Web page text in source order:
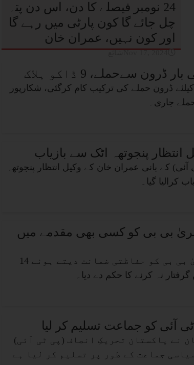
24 نومبر فیصلے کا دن، اس دن پتہ
چل جائے گا کون پارٹی میں رہے گا
اور کون نہیں، عمران خان
سےحملے، 9 ڈاکو ہلاک
ڈرون حملے کی ترکیب کام کرگئی، شکارپور
جاری۔
انتظار پنجوتھہ اٹک سے بازیاب
کے بانی عمران خان کے وکیل انتظار پنجوتھہ
کرالیا گیا۔
بی بی کو کسی بھی مقدمے میں
پشاور ہائیکورٹ نے بشریٰ بی بی کو حفاظتی ضمانت دیتے ہوئے 14
نہ کرنے کا حکم دے دیا۔
آئی کو جماعت تسلیم کر لیا
نے پاکستان تحریکِ انصاف (پی ٹی آئی)
جماعت کے طور پر تسلیم کر لیا ہے